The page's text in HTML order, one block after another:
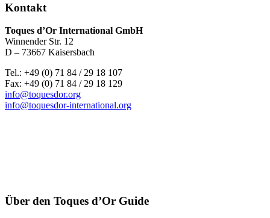
Kontakt
Toques d’Or International GmbH
Winnender Str. 12
D – 73667 Kaisersbach
Tel.: +49 (0) 71 84 / 29 18 107
Fax: +49 (0) 71 84 / 29 18 129
info@toquesdor.org
info@toquesdor-international.org
Über den Toques d’Or Guide